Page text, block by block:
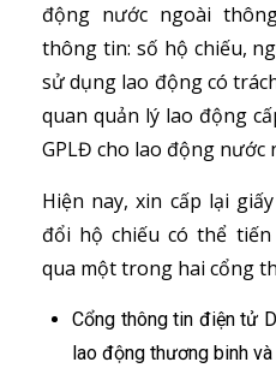
động nước ngoài
thông tin: số hộ chiếu,
sử dụng lao động có
quan quản lý lao động
GPLĐ cho lao động nước
Hiện nay, xin cấp lại
đổi hộ chiếu có thể
qua một trong hai cổng
Cổng thông tin điện tử
lao động thương binh